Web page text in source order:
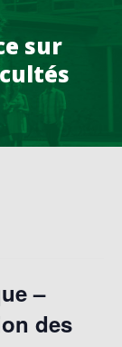
sur
–
des